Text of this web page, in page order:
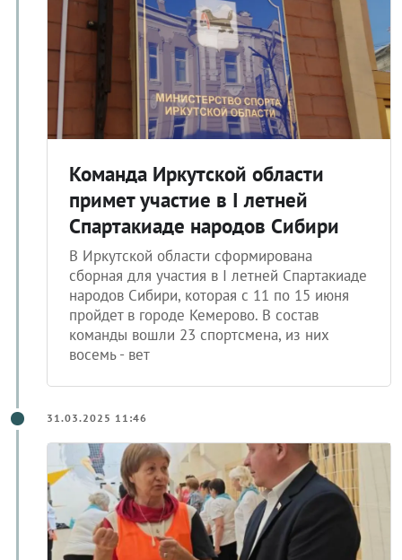
Команда Иркутской области
примет участие в I летней
Спартакиаде народов Сибири
В Иркутской области сформирована
сборная для участия в I летней Спартакиаде
народов Сибири, которая с 11 по 15 июня
пройдет в городе Кемерово. В состав
команды вошли 23 спортсмена, из них
восемь - вет
31.03.2025 11:46